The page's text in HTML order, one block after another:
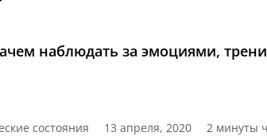
наблюдать за эмоциями,
состояния 13 апреля, 2020 2 минуты